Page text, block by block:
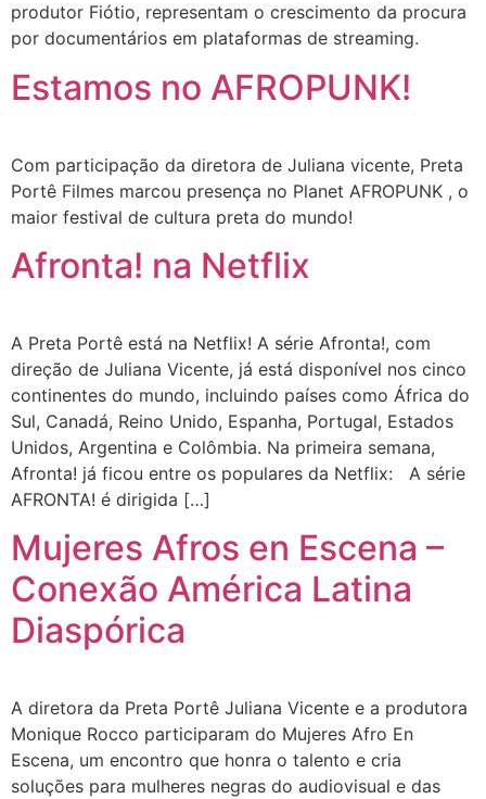
produtor Fiótio, representam o crescimento da procura
por documentários em plataformas de streaming.
Estamos no AFROPUNK!
Com participação da diretora de Juliana vicente, Preta
Portê Filmes marcou presença no Planet AFROPUNK , o
maior festival de cultura preta do mundo!
Afronta! na Netflix
A Preta Portê está na Netflix! A série Afronta!, com
direção de Juliana Vicente, já está disponível nos cinco
continentes do mundo, incluindo países como África do
Sul, Canadá, Reino Unido, Espanha, Portugal, Estados
Unidos, Argentina e Colômbia. Na primeira semana,
Afronta! já ficou entre os populares da Netflix: A série
AFRONTA! é dirigida […]
Mujeres Afros en Escena –
Conexão América Latina
Diaspórica
A diretora da Preta Portê Juliana Vicente e a produtora
Monique Rocco participaram do Mujeres Afro En
Escena, um encontro que honra o talento e cria
soluções para mulheres negras do audiovisual e das